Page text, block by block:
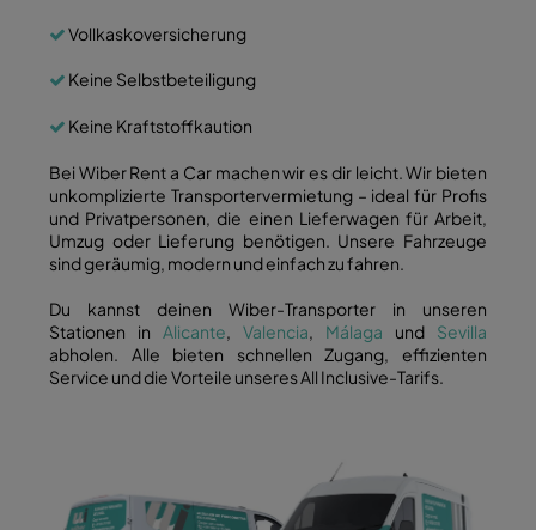
Vollkaskoversicherung
Keine Selbstbeteiligung
Keine Kraftstoffkaution
Bei Wiber Rent a Car machen wir es dir leicht. Wir bieten
unkomplizierte Transportervermietung – ideal für Profis
und Privatpersonen, die einen Lieferwagen für Arbeit,
Umzug oder Lieferung benötigen. Unsere Fahrzeuge
sind geräumig, modern und einfach zu fahren.
Du kannst deinen Wiber-Transporter in unseren
Stationen in Alicante, Valencia, Málaga und Sevilla
abholen. Alle bieten schnellen Zugang, effizienten
Service und die Vorteile unseres All Inclusive-Tarifs.